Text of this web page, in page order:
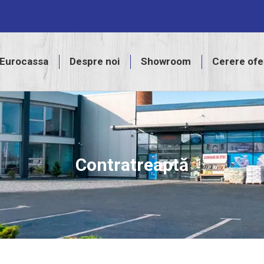
Eurocassa Despre noi Showroom Cerere
Contratreaptă
Despre noi Showroom Cerere ofertă